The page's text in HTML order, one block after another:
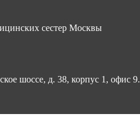
сестер Москвы
шоссе, д. 38, корпус 1, офис 9.